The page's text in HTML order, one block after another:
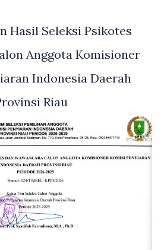
Hasil Seleksi Psikotes
Anggota Komisioner
Indonesia Daerah
Riau